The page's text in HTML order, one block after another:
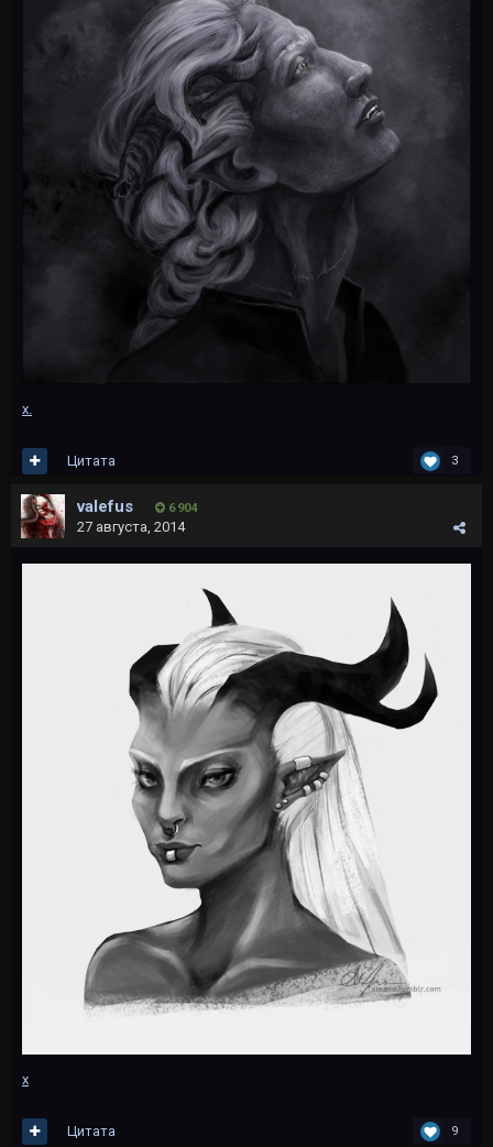
x.
3
Цитата
valefus 6 904
27 августа, 2014
x
9
Цитата